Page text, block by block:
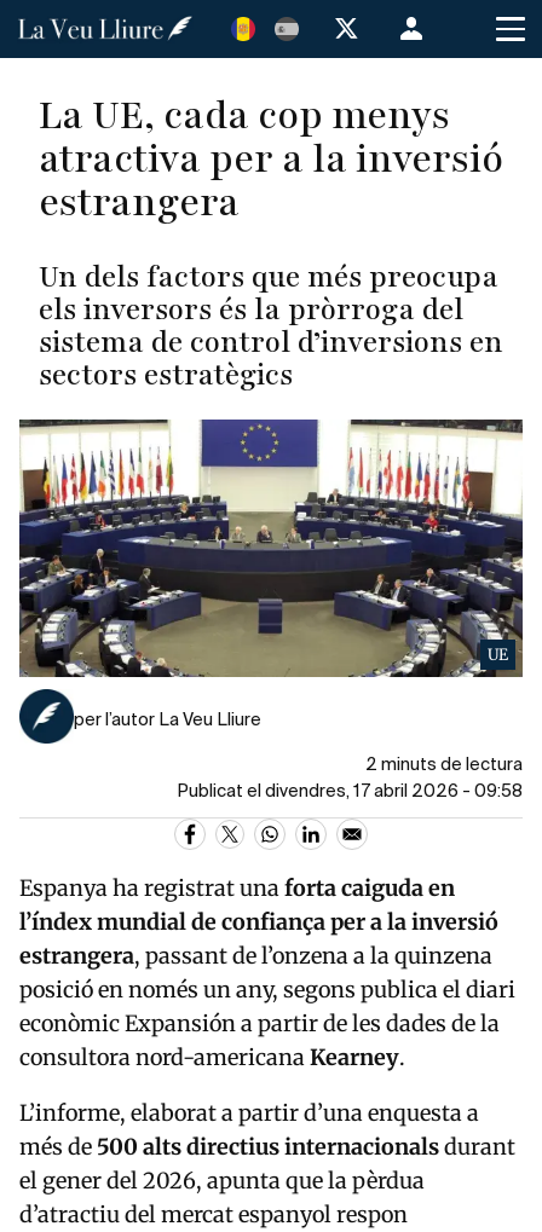
Vés
Menú
de
de
usuario
La UE, cada cop menys
atractiva per a la inversió
estrangera
Un dels factors que més preocupa
els inversors és la pròrroga del
sistema de control d’inversions en
sectors estratègics
UE
per l’autor La Veu Lliure
2 minuts de lectura
Publicat el divendres, 17 abril 2026 - 09:58
Espanya ha registrat unaforta caiguda en
l’índex mundial de confiança per a la inversió
estrangera, passant de l’onzena a la quinzena
posició en només un any, segons publica el diari
econòmicExpansióna partir de les dades de la
consultora nord-americanaKearney.
L’informe, elaborat a partir d’una enquesta a
més de 500 alts directius internacionalsdurant
el gener del 2026, apunta que la pèrdua
d’atractiu del mercat espanyol respon